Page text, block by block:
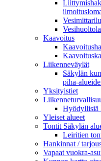
Kaavoitus
Liikenneväylät
Säkylän
piha-
Yksityistiet
Hyödyllisiä
Yleiset alueet
Tontit Säkylän
Leiritien
Hankinnat /
Vapaat vuokra-